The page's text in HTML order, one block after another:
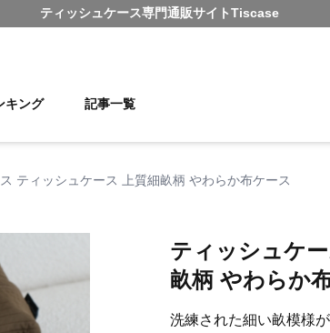
ティッシュケース専門通販サイトTiscase
キング 記事一覧
ティッシュケース 上質細畝柄 やわらか布ケース
ティッシュケ
畝柄 やわらか
洗練された細い畝模様